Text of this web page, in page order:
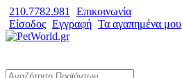
210.7782.981
Επικοινωνία
Είσοδος Εγγραφή Τα αγαπημένα μου